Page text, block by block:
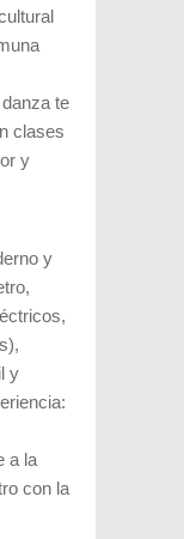
te
clases
y
y
y
a la
con la